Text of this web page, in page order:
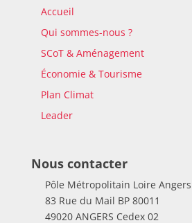
Accueil
Qui sommes-nous ?
SCoT & Aménagement
Économie & Tourisme
Plan Climat
Leader
Nous contacter
Pôle Métropolitain Loire Angers
83 Rue du Mail BP 80011
49020 ANGERS Cedex 02